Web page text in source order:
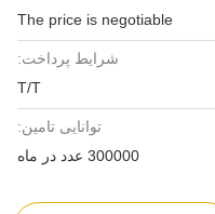
The price is negotiable
شرایط پرداخت:
T/T
توانایی تامین:
300000 عدد در ماه